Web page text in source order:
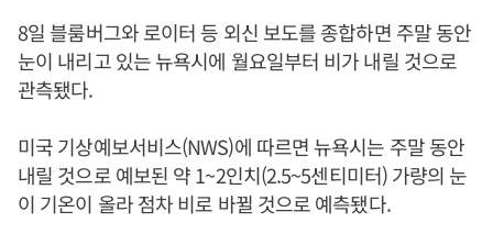
8일 블룸버그와 로이터 등 외신 보도를 종합하면 주말 동안
눈이 내리고 있는 뉴욕시에 월요일부터 비가 내릴 것으로
관측됐다.
미국 기상예보서비스(NWS)에 따르면 뉴욕시는 주말 동안
내릴 것으로 예보된 약 1~2인치(2.5~5센티미터) 가량의 눈
이 기온이 올라 점차 비로 바뀔 것으로 예측됐다.